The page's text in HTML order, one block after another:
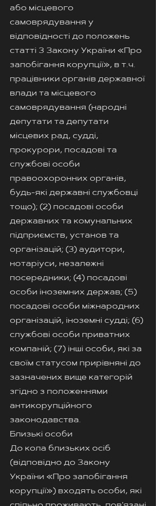
або місцевого
самоврядування у
відповідності до положень
статті 3 Закону України «Про
запобігання корупції», в т.ч.
працівники органів державної
влади та місцевого
самоврядування (народні
депутати та депутати
місцевих рад, судді,
прокурори, посадові та
службові особи
правоохоронних органів,
будь-які державні службовці
тощо); (2) посадові особи
державних та комунальних
підприємств, установ та
організацій; (3) аудитори,
нотаріуси, незалежні
посередники; (4) посадові
особи іноземних держав; (5)
посадові особи міжнародних
організацій, іноземні судді; (6)
службові особи приватних
компаній; (7) інші особи, які за
своїм статусом прирівняні до
зазначених вище категорій
згідно з положеннями
антикорупційного
законодавства.
Близькі особи
До кола близьких осіб
(відповідно до Закону
України «Про запобігання
корупції») входять особи, які